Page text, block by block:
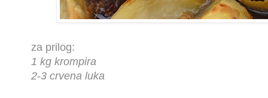
za prilog:
1 kg krompira
2-3 crvena luka